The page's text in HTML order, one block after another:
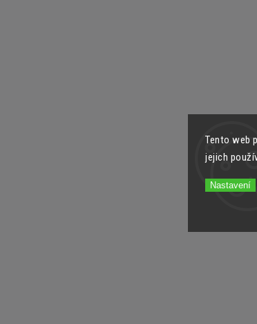
Tento web
jejich
Nastavení